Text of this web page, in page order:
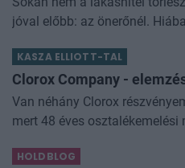
jóval előbb: az önerőnél.
kell rakni. Z
KASZA ELLIOTT-TAL
Clorox Company -
Van néhány Clorox
mert 48 éves osztalékemelési
dividend king-et. Azt
HOLDBLOG